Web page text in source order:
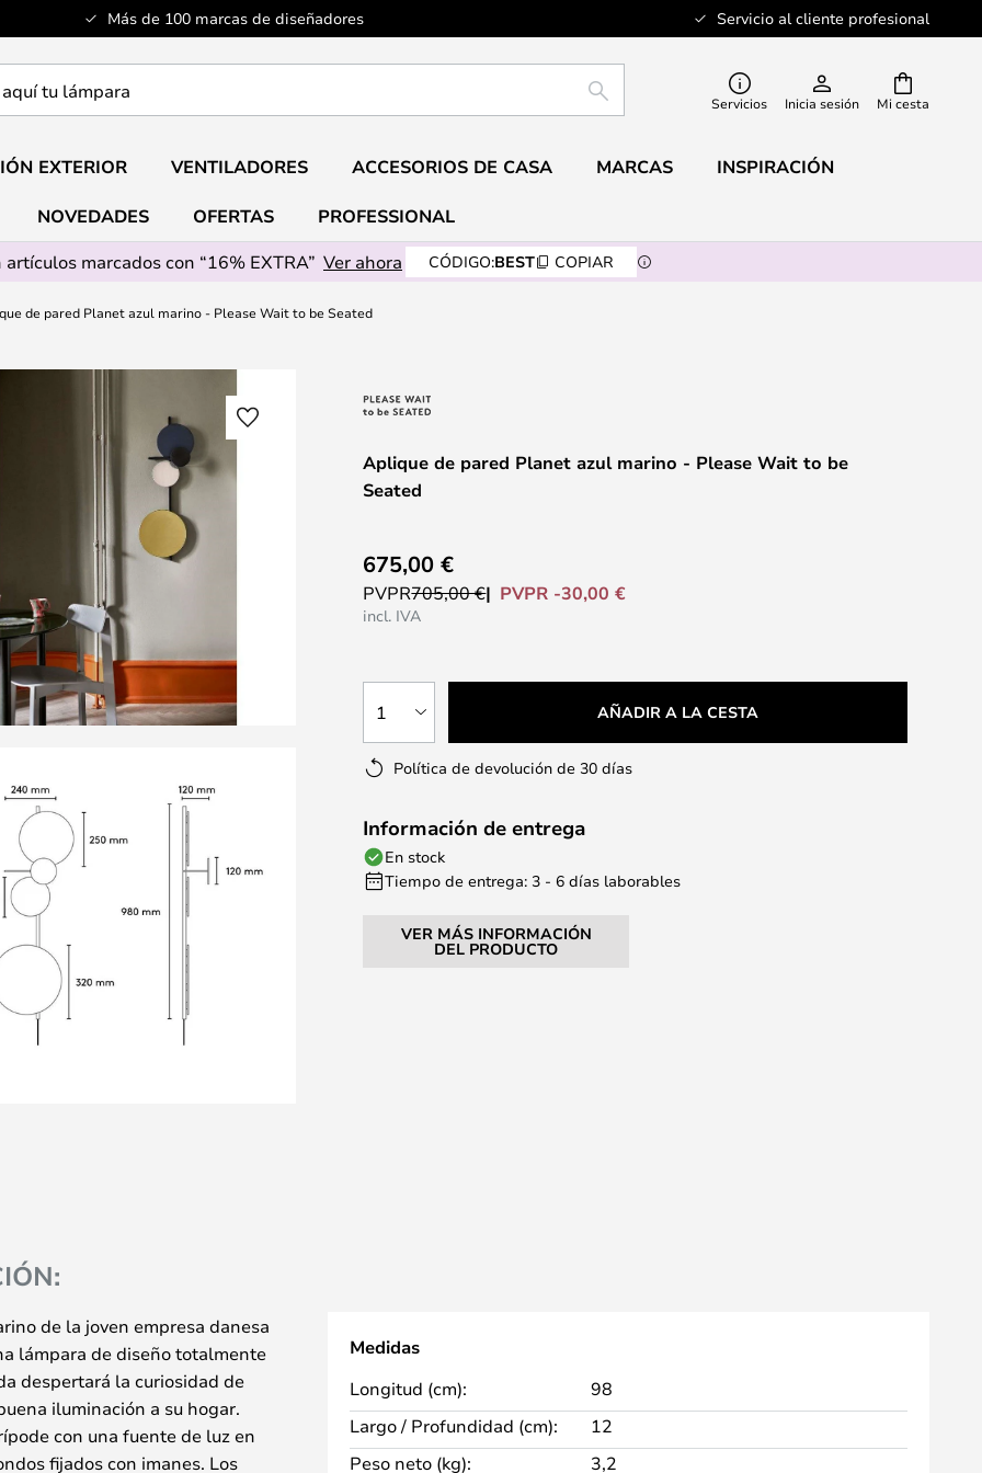
Más de 100 marcas de diseñadores Servicio al cliente profesional
Mi cesta
BUSCAR Servicios Inicia sesión
EXTERIOR VENTILADORES ACCESORIOS DE CASA MARCAS INSPIRACIÓN
NOVEDADES OFERTAS
PROFESSIONAL
artículos marcados con “16% EXTRA” Ver ahora CÓDIGO:BEST COPIAR
de pared Planet azul marino - Please Wait to be Seated
Aplique de pared Planet azul marino - Please Wait to be
Seated
675,00 €
PVPR705,00 € PVPR -30,00 €
incl. IVA
1 AÑADIR A LA CESTA
Política de devolución de 30 días
Información de entrega
En stock
Tiempo de entrega: 3 - 6 días laborables
VER MÁS INFORMACIÓN
DEL PRODUCTO
de la joven empresa danesa
lámpara de diseño totalmente
despertará la curiosidad de
iluminación a su hogar.
con una fuente de luz en
fijados con imanes. Los
Medidas
Longitud (cm):
98
Largo / Profundidad (cm):
12
Peso neto (kg):
3,2